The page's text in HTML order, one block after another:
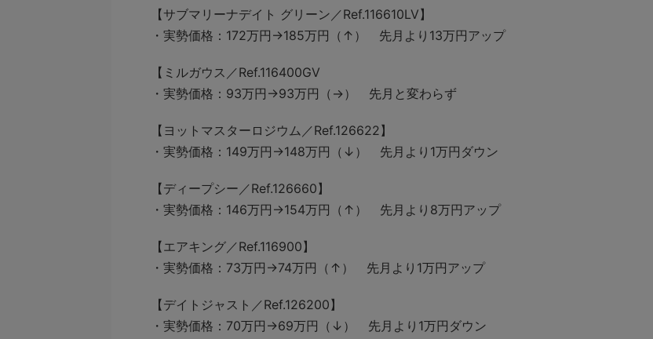
【サブマリーナデイト グリーン／Ref.116610LV】
・実勢価格：172万円→185万円（↑） 先月より13万円アップ
【ミルガウス／Ref.116400GV
・実勢価格：93万円→93万円（→） 先月と変わらず
【ヨットマスターロジウム／Ref.126622】
・実勢価格：149万円→148万円（↓） 先月より1万円ダウン
【ディープシー／Ref.126660】
・実勢価格：146万円→154万円（↑） 先月より8万円アップ
【エアキング／Ref.116900】
・実勢価格：73万円→74万円（↑） 先月より1万円アップ
【デイトジャスト／Ref.126200】
・実勢価格：70万円→69万円（↓） 先月より1万円ダウン